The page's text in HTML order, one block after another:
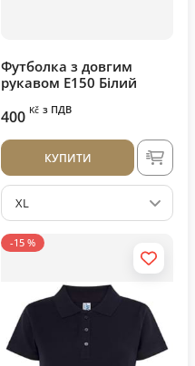
Футболка з довгим
рукавом E150 Білий
400 Kč з ПДВ
КУПИТИ
XL
-15 %